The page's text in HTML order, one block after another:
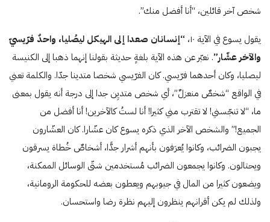
شخص آخر قائلين، “أنا أفضل منك”.
يقول يسوع في الآية ۱٠،
“إنسانان صعدا إلى الهيكل ليصُليا، واحدٌ فرّيسيّ
والآخر عشّار”. نعبّر عن هذه الآية بلغةٍ حديثة بقولنا إنهما ذهبا إلى الكنيسة
ليصليا، وكان أحدهما فرّيسي. كان الفرّيسي شخصا متدينا جدّا. والكلمة تعني
في الواقع “شخصٌ منعزلٌ”، أي شخص متديِن جدا إلى درجة أنه يقول بمعنى
ما، “لا تنجّسني! لا تقترب مني كثيرا! أنا لستُ كالآخرين! أنا أفضل من
الجميع!” والشخص الآخر الذي ذكره يسوع كان عشّارا. كان العشّارون
يجبون الضرائب، وكانوا يُعرَفون بأنهم أشرار جدًّا، أشخاصٌ خُطاة يسرقون
ويحتالون. وكانوا يجمعون الضرائب مُستخدمين شتّى الوسائل الممكنة،
ويضعون كثيرا من المال في جيوبهم ويعطون بعضه للحكومة الرومانية،
ولذلك لم يكن أقرانهم ينظرون إليهم نظرة رضا واستحسان.